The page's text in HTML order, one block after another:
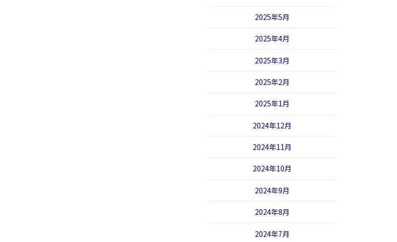
2025年5月
2025年4月
2025年3月
2025年2月
2025年1月
2024年12月
2024年11月
2024年10月
2024年9月
2024年8月
2024年7月